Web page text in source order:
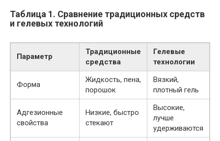
Таблица 1. Сравнение традиционных средств
и гелевых технологий
Параметр
Традиционные
средства
Гелевые
технологии
Форма
Жидкость, пена,
порошок
Вязкий,
плотный гель
Адгезионные
свойства
Низкие, быстро
стекают
Высокие,
лучше
удерживаются